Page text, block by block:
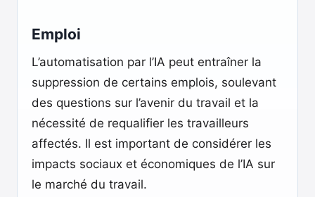
Emploi
L’automatisation par l’IA peut entraîner la
suppression de certains emplois, soulevant
des questions sur l’avenir du travail et la
nécessité de requalifier les travailleurs
affectés. Il est important de considérer les
impacts sociaux et économiques de l’IA sur
le marché du travail.